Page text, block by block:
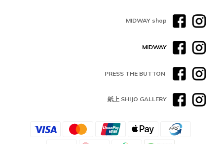
MIDWAY shop
MIDWAY
PRESS THE BUTTON
紙上 SHIJO GALLERY